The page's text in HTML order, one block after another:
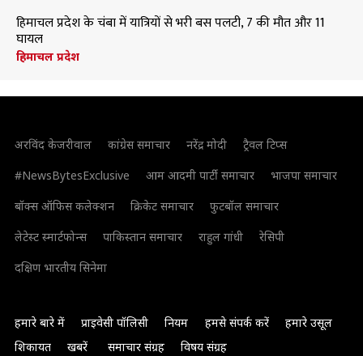
हिमाचल प्रदेश के चंबा में यात्रियों से भरी बस पलटी, 7 की मौत और 11
घायल
हिमाचल प्रदेश
अरविंद केजरीवाल कांग्रेस समाचार नरेंद्र मोदी
ट्रैवल टिप्स
#NewsBytesExclusive
आम आदमी पार्टी समाचार
भाजपा समाचार
बॉक्स ऑफिस कलेक्शन
क्रिकेट समाचार
फुटबॉल समाचार
लेटेस्ट स्मार्टफोन्स
पाकिस्तान समाचार राहुल गांधी
रेसिपी
दक्षिण भारतीय सिनेमा
हमारे बारे में प्राइवेसी पॉलिसी नियम हमसे संपर्क करें
हमारे उसूल
शिकायत
खबरें समाचार संग्रह विषय संग्रह